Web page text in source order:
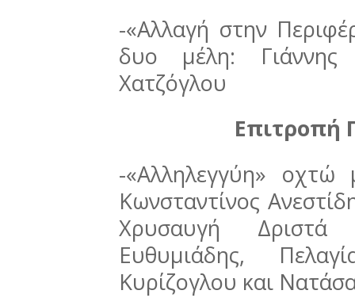
-«Αλλαγή στην
δυο μέλη:
Χατζόγλου
Επιτροπή
-«Αλληλεγγύη» οχτώ
Κωνσταντίνος
Χρυσαυγή
Ευθυμιάδης,
Κυρίζογλου και